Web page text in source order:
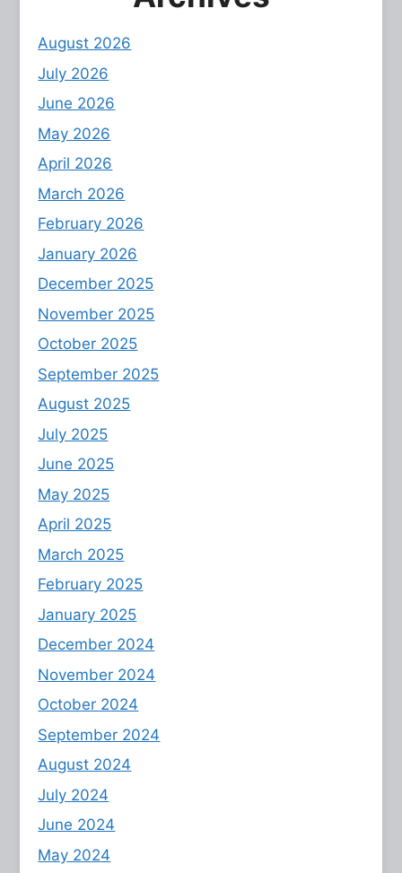
August 2026
July 2026
June 2026
May 2026
April 2026
March 2026
February 2026
January 2026
December 2025
November 2025
October 2025
September 2025
August 2025
July 2025
June 2025
May 2025
April 2025
March 2025
February 2025
January 2025
December 2024
November 2024
October 2024
September 2024
August 2024
July 2024
June 2024
May 2024